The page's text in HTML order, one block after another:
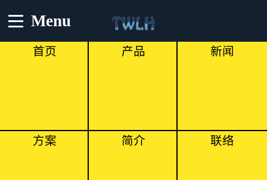
Menu
首页 产品 新闻
方案 简介 联络